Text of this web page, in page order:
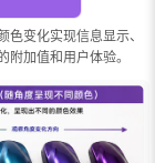
变化实现信息显示、
加值和用户体验。